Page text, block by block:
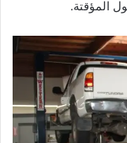
المؤقتة.